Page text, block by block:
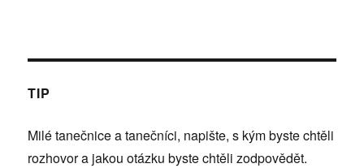
TIP
Milé tanečnice a tanečníci, napište, s kým byste chtěli
rozhovor a jakou otázku byste chtěli zodpovědět.